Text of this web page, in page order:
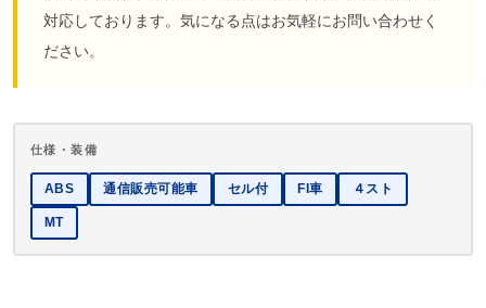
対応しております。気になる点はお気軽にお問い合わせく
ださい。
仕様・装備
ABS 通信販売可能車 セル付 FI車 ４スト
MT